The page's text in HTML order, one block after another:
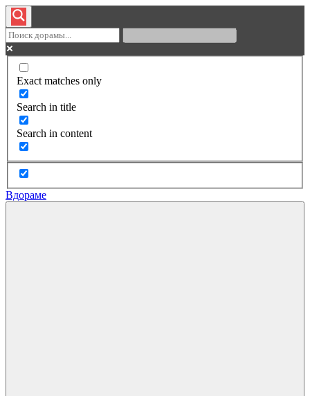
Exact matches only
Search in title
Search in content
Вдораме